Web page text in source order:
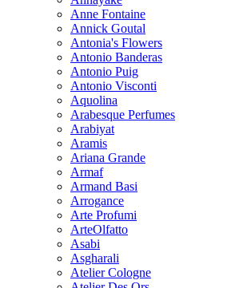
Anne Fontaine
Annick Goutal
Antonia's Flowers
Antonio Banderas
Antonio Puig
Antonio Visconti
Aquolina
Arabesque Perfumes
Arabiyat
Aramis
Ariana Grande
Armaf
Armand Basi
Arrogance
Arte Profumi
ArteOlfatto
Asabi
Asgharali
Atelier Cologne